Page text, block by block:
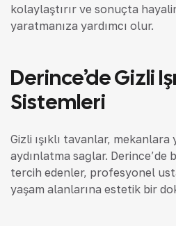
kolaylaştırır ve sonuçta
yaratmanıza yardımcı olur.
Derince’de Gizli
Sistemleri
Gizli ışıklı tavanlar,
aydınlatma sağlar. Derince’de
tercih edenler, profesyonel
yaşam alanlarına estetik bir